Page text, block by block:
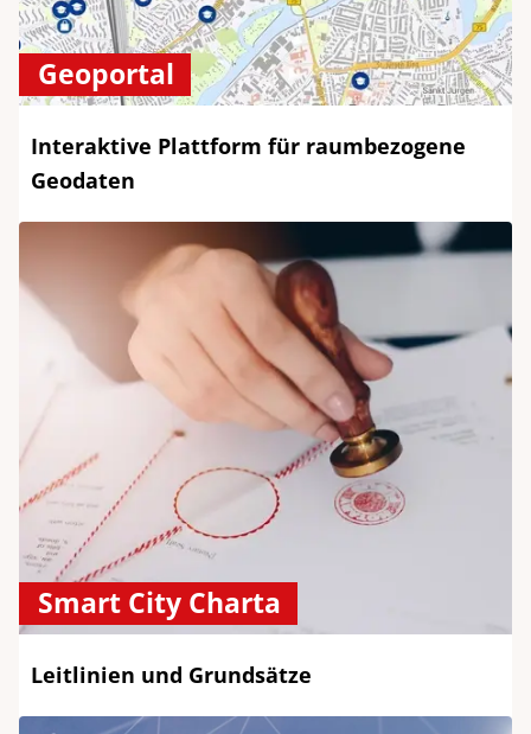
Geoportal
Interaktive Plattform für raumbezogene
Geodaten
Smart City Charta
Leitlinien und Grundsätze